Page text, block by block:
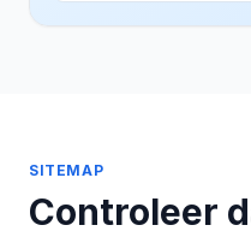
SITEMAP
Controleer